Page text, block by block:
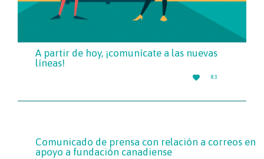
A partir de hoy, ¡comunícate a las nuevas
líneas!

LOVE
83
Comunicado de prensa con relación a correos en
apoyo a fundación canadiense